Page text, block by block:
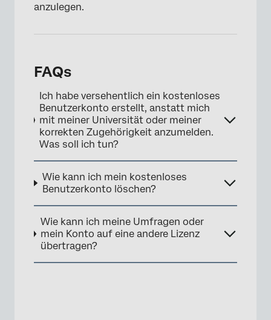
anzulegen.
FAQs
Ich habe versehentlich ein kostenloses
Benutzerkonto erstellt, anstatt mich
mit meiner Universität oder meiner
korrekten Zugehörigkeit anzumelden.
Was soll ich tun?
Wie kann ich mein kostenloses
Benutzerkonto löschen?
Wie kann ich meine Umfragen oder
mein Konto auf eine andere Lizenz
übertragen?